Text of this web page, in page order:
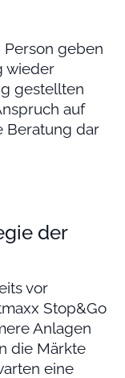
Person geben
wieder
gestellten
auf
Beratung dar
der
vor
Stop&Go
Anlagen
die Märkte
eine